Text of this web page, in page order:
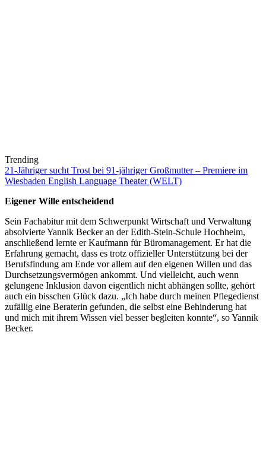
Trending
21-Jähriger sucht Trost bei 91-jähriger Großmutter – Premiere im
Wiesbaden English Language Theater (WELT)
Eigener Wille entscheidend
Sein Fachabitur mit dem Schwerpunkt Wirtschaft und Verwaltung
absolvierte Yannik Becker an der Edith-Stein-Schule Hochheim,
anschließend lernte er Kaufmann für Büromanagement. Er hat die
Erfahrung gemacht, dass es trotz offizieller Unterstützung bei der
Berufsfindung am Ende vor allem auf den eigenen Willen und das
Durchsetzungsvermögen ankommt. Und vielleicht, auch wenn
gelungene Inklusion davon eigentlich nicht abhängen sollte, gehört
auch ein bisschen Glück dazu. „Ich habe durch meinen Pflegedienst
zufällig eine Beraterin gefunden, die selbst eine Behinderung hat
und mich mit ihrem Wissen viel besser begleiten konnte“, so Yannik
Becker.